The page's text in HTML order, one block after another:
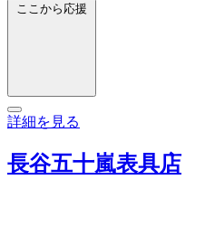
ここから応援
詳細を見る
長谷五十嵐表具店